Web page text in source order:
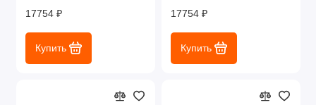
17754 ₽
Купить
17754 ₽
Купить